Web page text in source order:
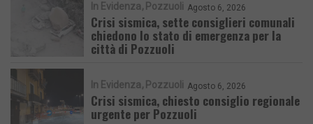
In Evidenza Pozzuoli Agosto 6, 2026
Crisi sismica, sette consiglieri comunali
chiedono lo stato di emergenza per la
città di Pozzuoli
In Evidenza Pozzuoli Agosto 6, 2026
Crisi sismica, chiesto consiglio regionale
urgente per Pozzuoli